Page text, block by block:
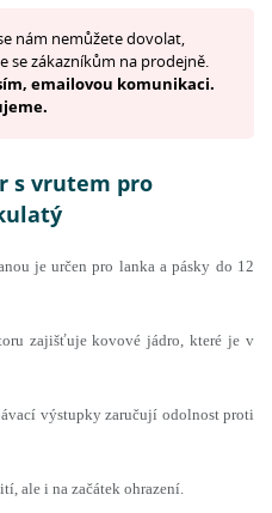
nám nemůžete dovolat,
se zákazníkům na prodejně.
emailovou komunikaci.
s vrutem pro
je určenpro lanka a pásky do 12
zajišťujekovové jádro, které je v
výstupky zaručují odolnost proti
, ale i na začátek ohrazení.